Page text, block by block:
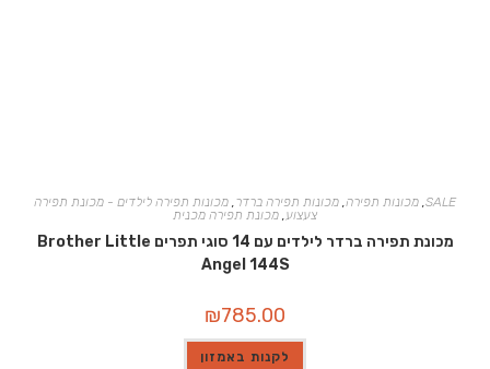
SALE
, מכונות תפירה, מכונות תפירה ברדר, מכונות תפירה לילדים - מכונת תפירה
צעצוע, מכונת תפירה מכנית
מכונת תפירה ברדר לילדים עם 14 סוגי תפרים Brother Little
Angel 144S
₪785.00
לקנות באמזון